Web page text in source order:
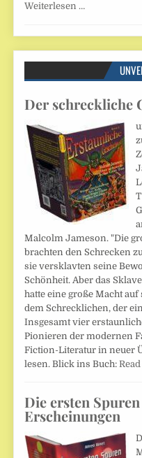
Weiterlesen …
Der schreckliche
Malcolm Jameson. "Die
brachten den Schrecken
sie versklavten seine
Schönheit. Aber das
hatte eine große Macht
dem Schrecklichen, der
Insgesamt vier
Pionieren der modernen
Fiction-Literatur in neuer
lesen. Blick ins Buch:
Die ersten
Erscheinungen